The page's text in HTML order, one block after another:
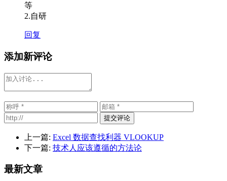
等
2.自研
回复
添加新评论
提交评论
上一篇: Excel 数据查找利器 VLOOKUP
下一篇: 技术人应该遵循的方法论
最新文章